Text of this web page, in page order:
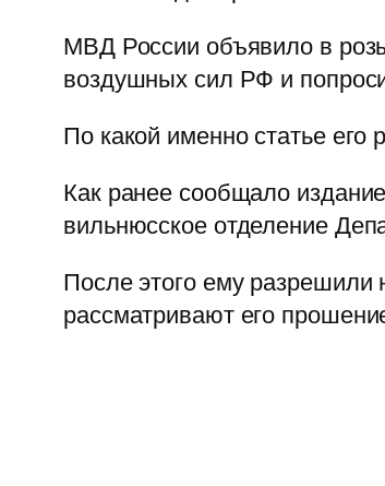
МВД России объявило в
воздушных сил РФ и
По какой именно статье его
Как ранее сообщало
вильнюсское отделение
После этого ему разрешили
рассматривают его